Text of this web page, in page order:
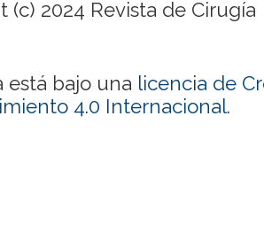
(c) 2024 Revista de Cirugía
está bajo una licencia de
4.0 Internacional.